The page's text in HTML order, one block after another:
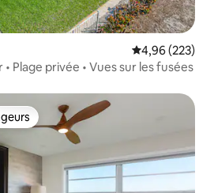
Note
4,96 (223)
Plage privée • Vues sur les fusées
parmi les plus aimés